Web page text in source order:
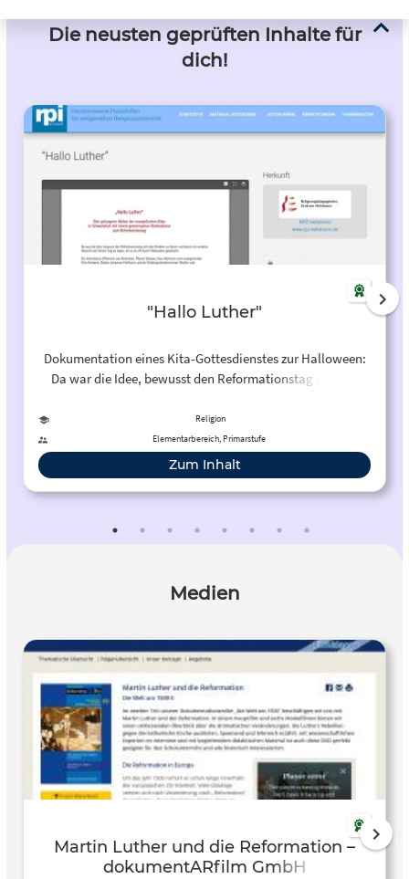
Die neusten geprüften Inhalte für
dich!
"Hallo Luther"
Dokumentation eines Kita-Gottesdienstes zur Halloween:
Da war die Idee, bewusst den Reformationstag mit den
diesen Tag zu legen, als es so oft durch Halloween
geschieht.
Religion
Elementarbereich, Primarstufe
Zum Inhalt
Medien
Martin Luther und die Reformation –
dokumentARfilm GmbH